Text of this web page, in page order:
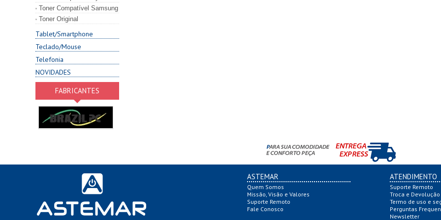
Toner Compatível Samsung
Toner Original
Tablet/Smartphone
Teclado/Mouse
Telefonia
NOVIDADES
FABRICANTES
ASTEMAR
Quem Somos
Missão, Visão e Valores
Suporte Remoto
Fale Conosco
ATENDIMENTO
Suporte Remoto
Troca e Devolução
Termo de uso e
Perguntas
Newsletter